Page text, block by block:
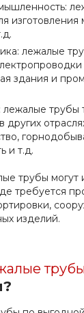
изготовления
лежалые
здания и
лежалые трубы
других
и т.д.
трубы могут
требуется
изделий.